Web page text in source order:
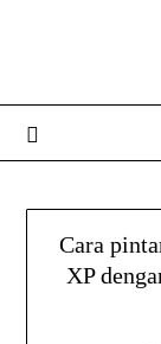
Cara
XP